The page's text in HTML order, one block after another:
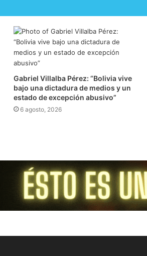
Gabriel Villalba Pérez: “Bolivia vive
bajo una dictadura de medios y un
estado de excepción abusivo”
6 agosto, 2026